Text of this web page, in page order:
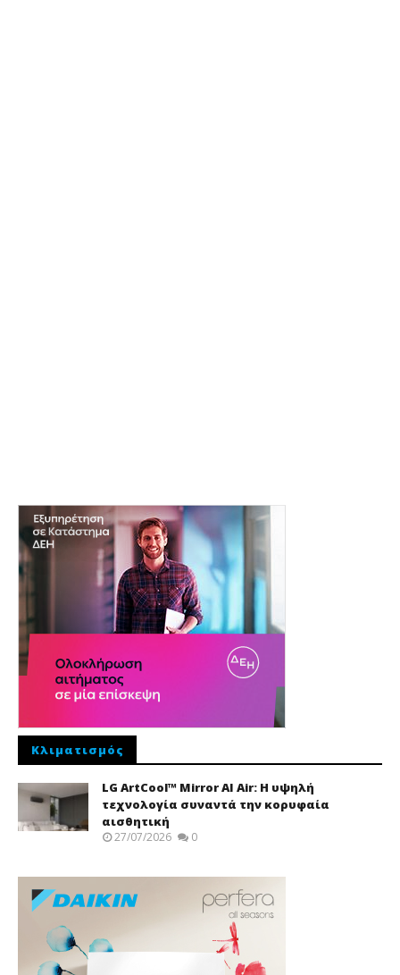
Κλιματισμός
LG ArtCool™ Mirror AI Air: Η υψηλή
τεχνολογία συναντά την κορυφαία
αισθητική
27/07/2026 0